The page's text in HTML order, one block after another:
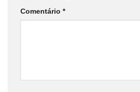
Comentário *